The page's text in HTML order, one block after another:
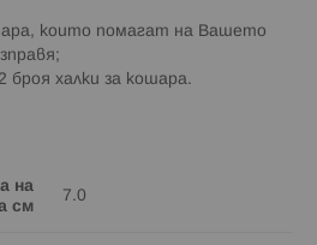
които помагат на Вашето
броя халки за кошара.
на
см
7.0